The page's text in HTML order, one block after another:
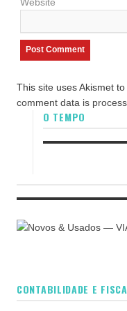
This site uses Akismet to
comment data is
O TEMPO
CONTABILIDADE E